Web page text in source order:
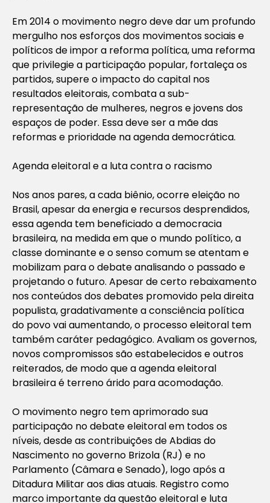
Em 2014 o movimento negro deve dar um profundo
mergulho nos esforços dos movimentos sociais e
políticos de impor a reforma política, uma reforma
que privilegie a participação popular, fortaleça os
partidos, supere o impacto do capital nos
resultados eleitorais, combata a sub-
representação de mulheres, negros e jovens dos
espaços de poder. Essa deve ser a mãe das
reformas e prioridade na agenda democrática.
Agenda eleitoral e a luta contra o racismo
Nos anos pares, a cada biênio, ocorre eleição no
Brasil, apesar da energia e recursos desprendidos,
essa agenda tem beneficiado a democracia
brasileira, na medida em que o mundo político, a
classe dominante e o senso comum se atentam e
mobilizam para o debate analisando o passado e
projetando o futuro. Apesar de certo rebaixamento
nos conteúdos dos debates promovido pela direita
populista, gradativamente a consciência política
do povo vai aumentando, o processo eleitoral tem
também caráter pedagógico. Avaliam os governos,
novos compromissos são estabelecidos e outros
reiterados, de modo que a agenda eleitoral
brasileira é terreno árido para acomodação.
O movimento negro tem aprimorado sua
participação no debate eleitoral em todos os
níveis, desde as contribuições de Abdias do
Nascimento no governo Brizola (RJ) e no
Parlamento (Câmara e Senado), logo após a
Ditadura Militar aos dias atuais. Registro como
marco importante da questão eleitoral e luta